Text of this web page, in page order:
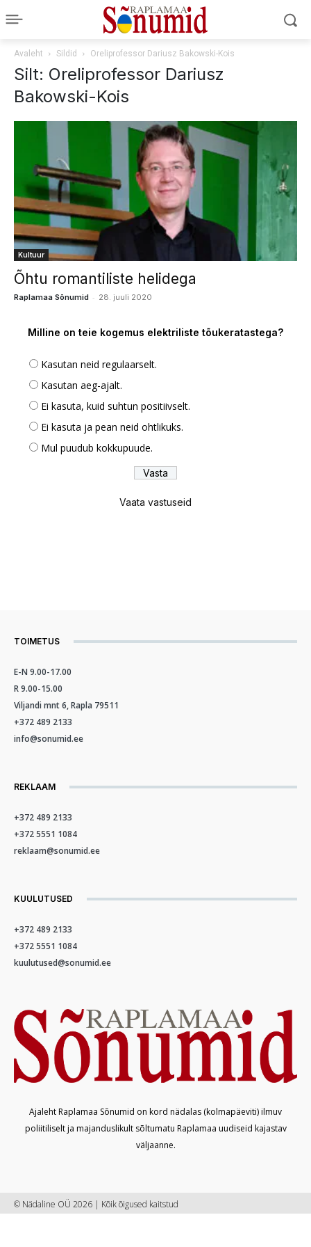
Avaleht Sildid Oreliprofessor Dariusz Bakowski-Kois
Silt: Oreliprofessor Dariusz
Bakowski-Kois
Kultuur
Õhtu romantiliste helidega
Raplamaa Sõnumid - 28. juuli 2020
Milline on teie kogemus elektriliste tõukeratastega?
Kasutan neid regulaarselt.
Kasutan aeg-ajalt.
Ei kasuta, kuid suhtun positiivselt.
Ei kasuta ja pean neid ohtlikuks.
Mul puudub kokkupuude.
Vaata vastuseid
TOIMETUS
E-N 9.00-17.00
R 9.00-15.00
Viljandi mnt 6, Rapla 79511
+372 489 2133
info@sonumid.ee
REKLAAM
+372 489 2133
+372 5551 1084
reklaam@sonumid.ee
KUULUTUSED
+372 489 2133
+372 5551 1084
kuulutused@sonumid.ee
Ajaleht Raplamaa Sõnumid on kord nädalas (kolmapäeviti) ilmuv
poliitiliselt ja majanduslikult sõltumatu Raplamaa uudiseid kajastav
väljaanne.
© Nädaline OÜ 2026 | Kõik õigused kaitstud